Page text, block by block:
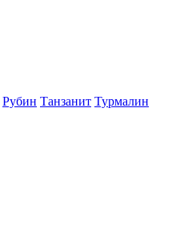
Рубин Танзанит Турмалин